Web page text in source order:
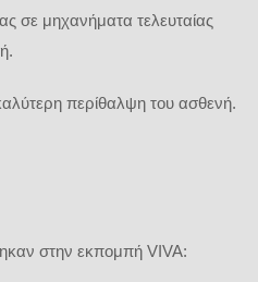
σε μηχανήματα τελευταίας
καλύτερη περίθαλψη του ασθενή.
στην εκπομπή VIVA: